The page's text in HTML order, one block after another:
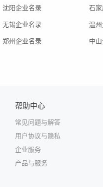
沈阳企业名录 石
无锡企业名录 温
郑州企业名录 中
帮助中心
常见问题与解答
用户协议与隐私
企业服务
产品与服务